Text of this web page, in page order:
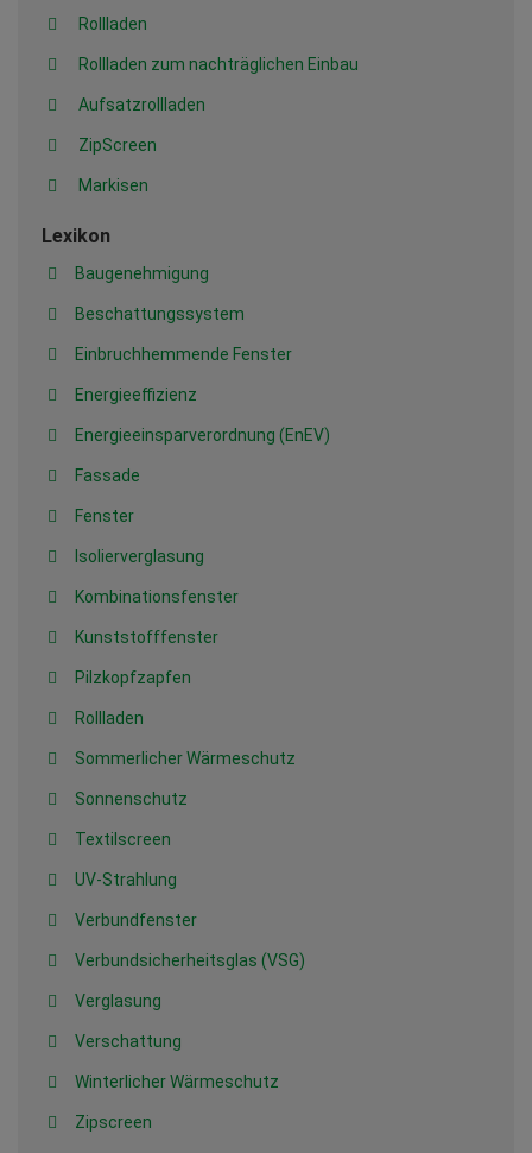
Rollladen
Rollladen zum nachträglichen Einbau
Aufsatzrollladen
ZipScreen
Markisen
Lexikon
Baugenehmigung
Beschattungssystem
Einbruchhemmende Fenster
Energieeffizienz
Energieeinsparverordnung (EnEV)
Fassade
Fenster
Isolierverglasung
Kombinationsfenster
Kunststofffenster
Pilzkopfzapfen
Rollladen
Sommerlicher Wärmeschutz
Sonnenschutz
Textilscreen
UV-Strahlung
Verbundfenster
Verbundsicherheitsglas (VSG)
Verglasung
Verschattung
Winterlicher Wärmeschutz
Zipscreen